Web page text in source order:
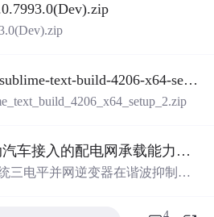
阅；还书时自动判断是否逾期
需改 storage.py）；数据保存在本
目录的 JSON 文件中，关闭程序数据不丢失
行说明、功能清单、MIT License
18+ 可直接运行，零第三方运行
Delphi 13.1控件之sublime-text-build-4206-x64-setup-2.zip
考虑多渗透率电动汽车接入的配电网承载能力评估研究（Matlab代码实现）
三电平并网逆变器在谐波抑制、